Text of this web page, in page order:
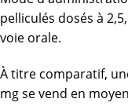
pelliculés dosés à
voie orale.
À titre comparatif,
mg se vend en